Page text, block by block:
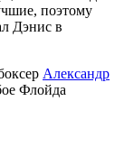
поэтому
Дэнис в
Александр
Флойда